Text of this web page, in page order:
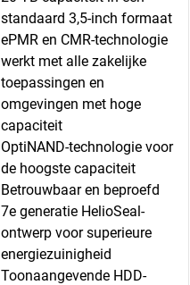
standaard 3,5-inch formaat
ePMR en CMR-technologie
werkt met alle zakelijke
toepassingen en
omgevingen met hoge
capaciteit
OptiNAND-technologie voor
de hoogste capaciteit
Betrouwbaar en beproefd
7e generatie HelioSeal-
ontwerp voor superieure
energiezuinigheid
Toonaangevende HDD-